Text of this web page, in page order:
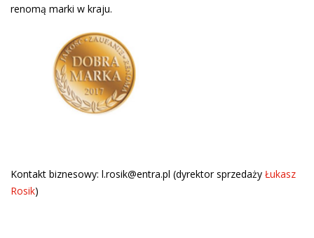
renomą marki w kraju.
Kontakt biznesowy: l.rosik@entra.pl (dyrektor sprzedaży Łukasz
Rosik)